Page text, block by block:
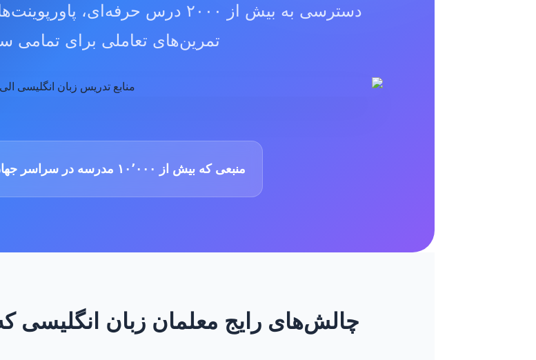
دسترسی به بیش از ۲۰۰۰ درس
تمرین‌های تعاملی برای تمامی
منبعی که بیش از ۱۰٬۰۰۰ مدرسه در سراسر جهان به آن اعتماد دارند
چالش‌های رایج معلمان زبان انگلیسی